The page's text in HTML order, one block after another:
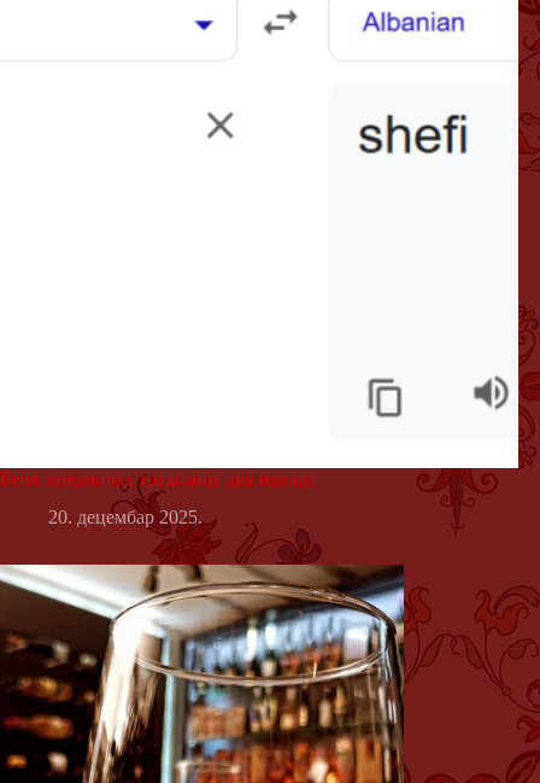
Речи-заједничка традиција два народа
20. децембар 2025.